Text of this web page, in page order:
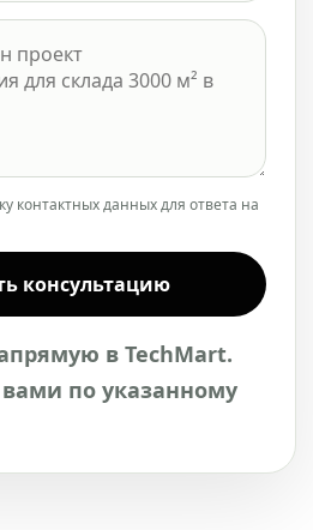
контактных данных для ответа на
консультацию
в TechMart.
по указанному